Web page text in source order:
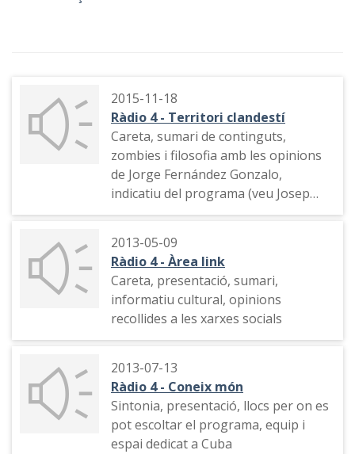
2015-11-18
Ràdio 4 - Territori clandestí
Careta, sumari de continguts,
zombies i filosofia amb les opinions
de Jorge Fernández Gonzalo,
indicatiu del programa (veu Josep
Lluís González)
2013-05-09
Ràdio 4 - Àrea link
Careta, presentació, sumari,
informatiu cultural, opinions
recollides a les xarxes socials
2013-07-13
Ràdio 4 - Coneix món
Sintonia, presentació, llocs per on es
pot escoltar el programa, equip i
espai dedicat a Cuba